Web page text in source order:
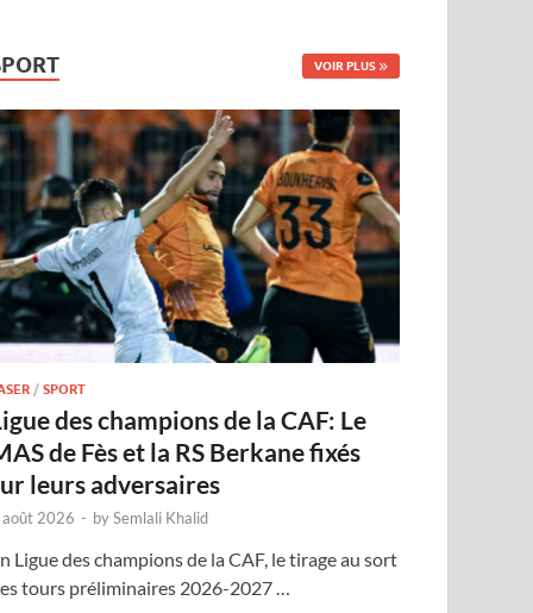
VOIR PLUS
/SPORT
des champions de la CAF: Le
de Fès et la RS Berkane fixés
leurs adversaires
2026 - bySemlali Khalid
Ligue des champions de la CAF, le tirage au sort
tours préliminaires 2026-2027 …